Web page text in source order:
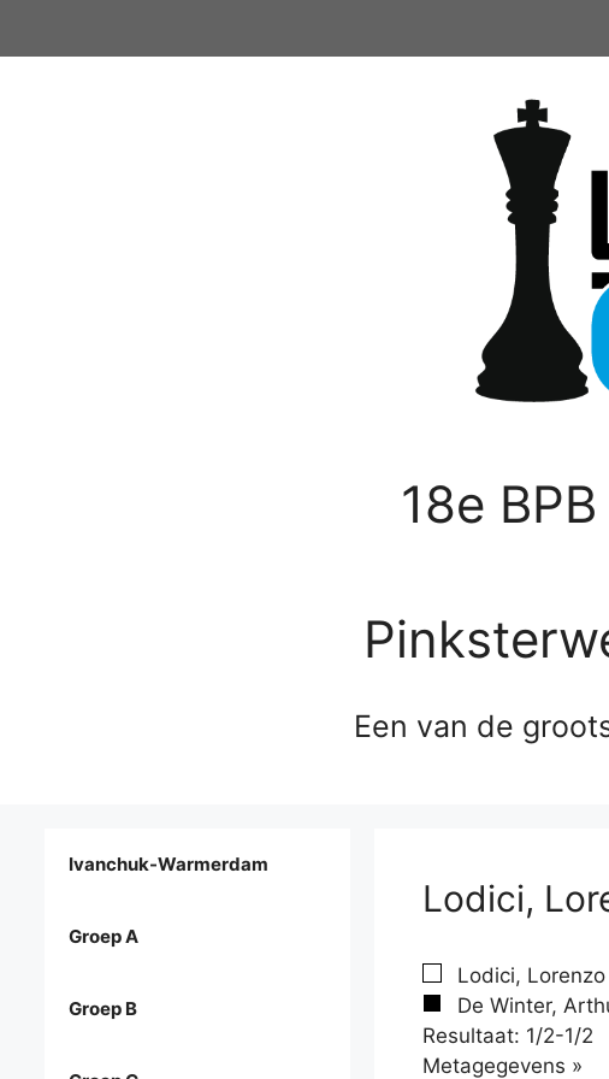
18e
Een van de
Lodici,
Lodici,
De Winter,
Resultaat: 1/2-1/2
Metagegevens »
Ivanchuk-Warmerdam
Groep A
Groep B